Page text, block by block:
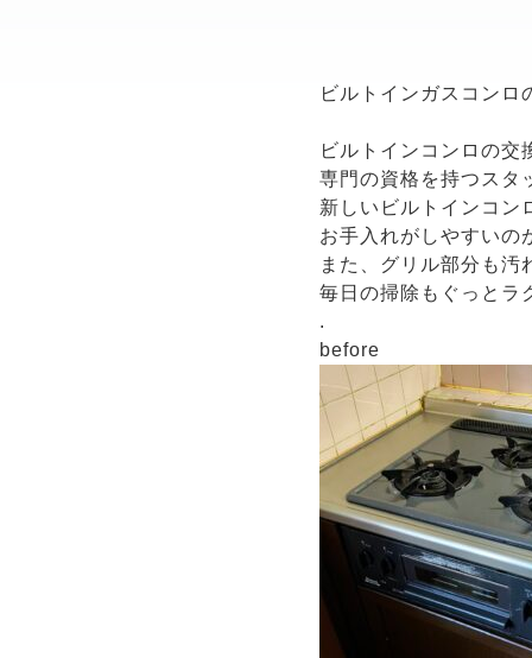
ビルトインガスコンロ
ビルトインコンロの交
専門の資格を持つスタ
新しいビルトインコン
お手入れがしやすいの
また、グリル部分も汚
毎日の掃除もぐっとラ
.
before